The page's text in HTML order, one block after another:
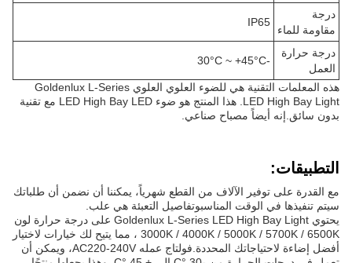
درجة
مقاومة للماء
IP65
درجة حرارة
العمل
-30°C ~ +45°C
هذه المعلمات التقنية هي للضوء العلوي العلوي Goldenlux L-Series
LED High Bay Light. هذا المنتج هو ضوء LED High Bay LED مع تقنية
بدون سائق.إنه أيضاً مصباح صناعي.
التطبيقات:
مع القدرة على توفير الآلاف من القطع شهرياً، يمكننا أن نضمن أن طلباتك
سيتم تنفيذها في الوقت المناسبوتفاصيل التعبئة هي علب.
يحتوي Goldenlux L-Series LED High Bay Light على درجة حرارة لون
3000K / 4000K / 5000K / 5700K / 6500K ، مما يتيح لك خيارات لاختيار
أفضل إضاءة لاحتياجاتك المحددة.فولتاج عمله AC220-240V، ويمكن أن